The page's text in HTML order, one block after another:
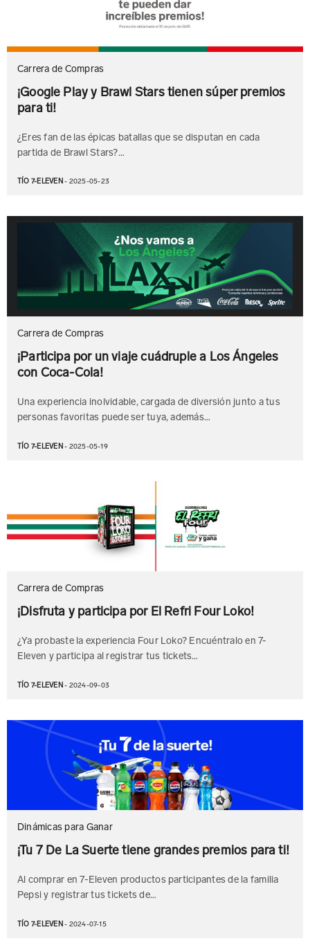
Carrera de Compras
¡Google Play y Brawl Stars tienen súper premios
para ti!
¿Eres fan de las épicas batallas que se disputan en cada
partida de Brawl Stars?…
TÍO 7-ELEVEN- 2025-05-23
Carrera de Compras
¡Participa por un viaje cuádruple a Los Ángeles
con Coca-Cola!
Una experiencia inolvidable, cargada de diversión junto a tus
personas favoritas puede ser tuya, además…
TÍO 7-ELEVEN- 2025-05-19
Carrera de Compras
¡Disfruta y participa por El Refri Four Loko!
¿Ya probaste la experiencia Four Loko? Encuéntralo en 7-
Eleven y participa al registrar tus tickets…
TÍO 7-ELEVEN- 2024-09-03
Dinámicas para Ganar
¡Tu 7 De La Suerte tiene grandes premios para ti!
Al comprar en 7-Eleven productos participantes de la familia
Pepsi y registrar tus tickets de…
TÍO 7-ELEVEN- 2024-07-15